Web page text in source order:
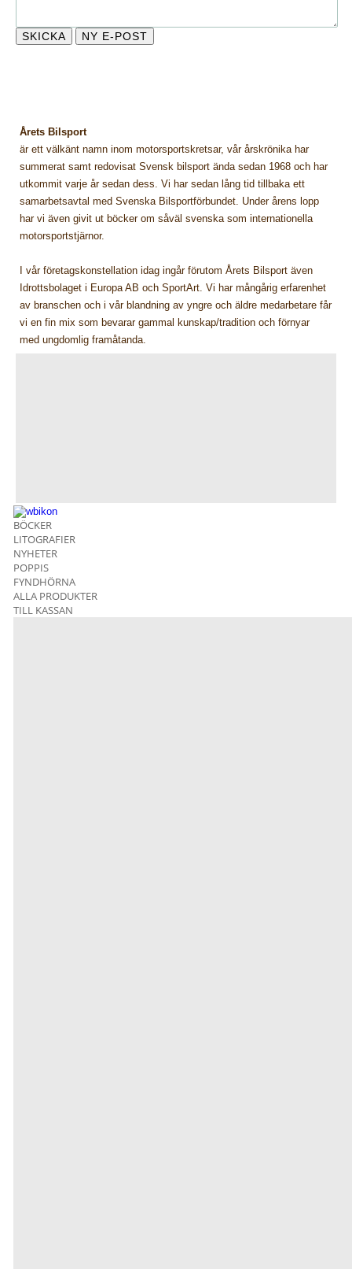
Årets Bilsport
är ett välkänt namn inom motorsportskretsar, vår årskrönika har
summerat samt redovisat Svensk bilsport ända sedan 1968 och har
utkommit varje år sedan dess. Vi har sedan lång tid tillbaka ett
samarbetsavtal med Svenska Bilsportförbundet. Under årens lopp
har vi även givit ut böcker om såväl svenska som internationella
motorsportstjärnor.
I vår företagskonstellation idag ingår förutom Årets Bilsport även
Idrottsbolaget i Europa AB och SportArt. Vi har mångårig erfarenhet
av branschen och i vår blandning av yngre och äldre medarbetare får
vi en fin mix som bevarar gammal kunskap/tradition och förnyar
med ungdomlig framåtanda.
BÖCKER
LITOGRAFIER
NYHETER
POPPIS
FYNDHÖRNA
ALLA PRODUKTER
TILL KASSAN